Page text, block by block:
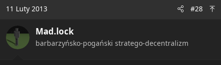
t
o
s
11 Luty 2013 #28
Mad.lock
barbarzyńsko-pogański stratego-decentralizm